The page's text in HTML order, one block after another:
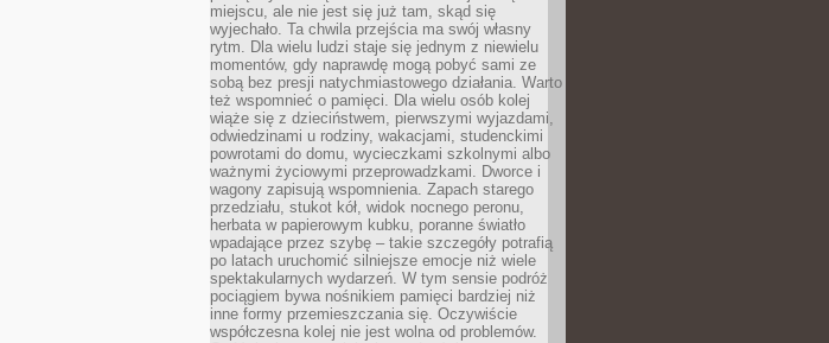
miejscu, ale nie jest się już tam, skąd się
wyjechało. Ta chwila przejścia ma swój własny
rytm. Dla wielu ludzi staje się jednym z niewielu
momentów, gdy naprawdę mogą pobyć sami ze
sobą bez presji natychmiastowego działania. Warto
też wspomnieć o pamięci. Dla wielu osób kolej
wiąże się z dzieciństwem, pierwszymi wyjazdami,
odwiedzinami u rodziny, wakacjami, studenckimi
powrotami do domu, wycieczkami szkolnymi albo
ważnymi życiowymi przeprowadzkami. Dworce i
wagony zapisują wspomnienia. Zapach starego
przedziału, stukot kół, widok nocnego peronu,
herbata w papierowym kubku, poranne światło
wpadające przez szybę – takie szczegóły potrafią
po latach uruchomić silniejsze emocje niż wiele
spektakularnych wydarzeń. W tym sensie podróż
pociągiem bywa nośnikiem pamięci bardziej niż
inne formy przemieszczania się. Oczywiście
współczesna kolej nie jest wolna od problemów.